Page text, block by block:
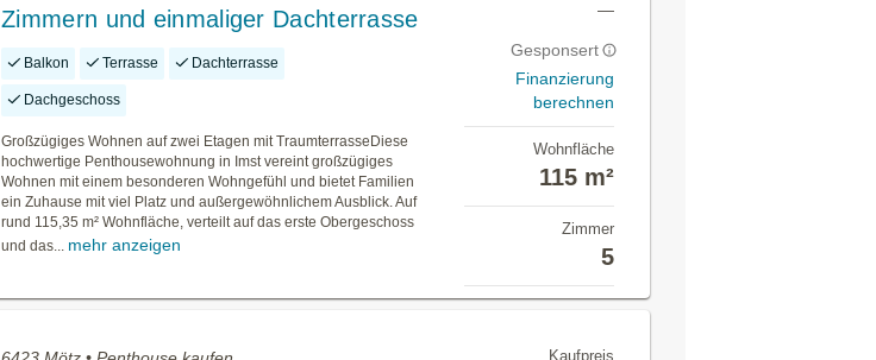
Zimmern und einmaliger Dachterrasse
Balkon Terrasse Dachterrasse
Dachgeschoss
Großzügiges Wohnen auf zwei Etagen mit TraumterrasseDiese
hochwertige Penthousewohnung in Imst vereint großzügiges
Wohnen mit einem besonderen Wohngefühl und bietet Familien
ein Zuhause mit viel Platz und außergewöhnlichem Ausblick. Auf
rund 115,35 m² Wohnfläche, verteilt auf das erste Obergeschoss
und das... mehr anzeigen
—
Gesponsert
Finanzierung
berechnen
Wohnfläche
115 m²
Zimmer
5
Kaufpreis